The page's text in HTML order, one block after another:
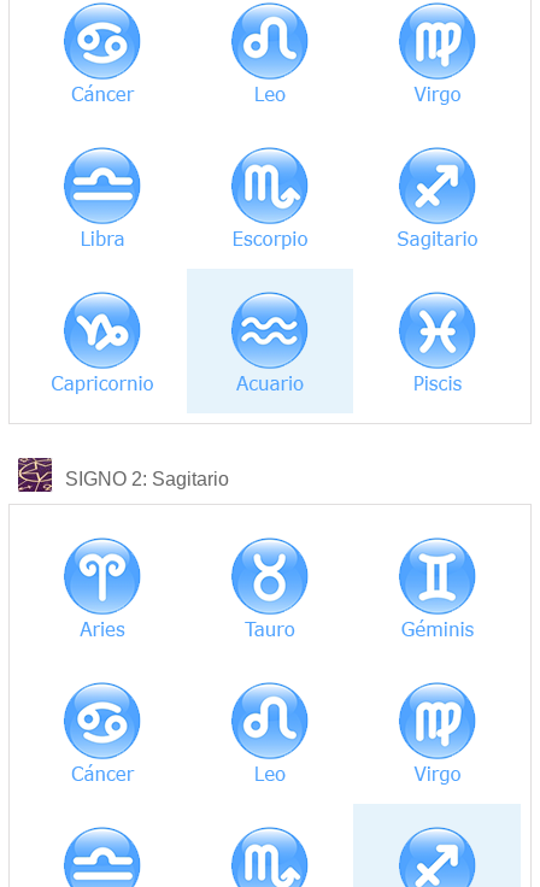
SIGNO 2: Sagitario